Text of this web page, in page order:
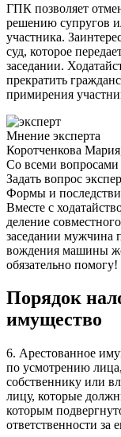
ГПК позволяет
решению супругов
участника.
суд, которое
заседании.
прекратить
примирения
Мнение эксперта
Коротченкова
Со всеми вопросами
Задать вопрос
Формы и
Вместе с
деление
заседании мужчина
вождения машины
обязательно помогу!
Порядок
имущество
6. Арестованное
по усмотрению
собственнику или
лицу, которые
которым
ответственности за